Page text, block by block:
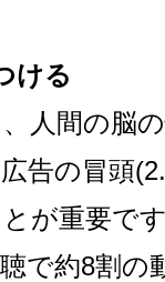
ける
人間の脳
告の冒頭
が重要で
で約8割